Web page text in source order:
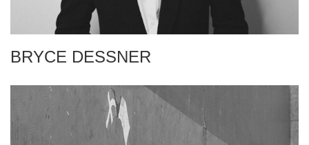
BRYCE DESSNER